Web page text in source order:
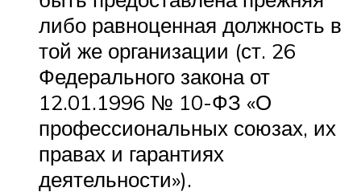
либо равноценная должность в
той же организации (ст. 26
Федерального закона от
12.01.1996 № 10-ФЗ «О
профессиональных союзах, их
правах и гарантиях
деятельности»).